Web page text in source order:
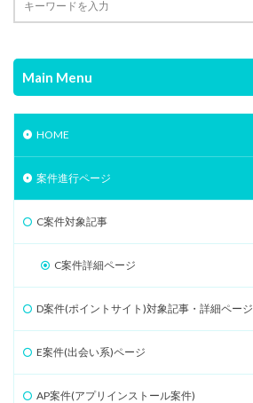
Main Menu
HOME
案件進行ページ
C案件対象記事
C案件詳細ページ
D案件(ポイントサイト)対象記事・詳細ページ
E案件(出会い系)ページ
AP案件(アプリインストール案件)